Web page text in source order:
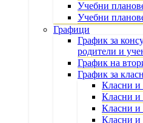
Учебни
Учебни
Графици
График за
родители и
График на
График за
Класни и
Класни и
Класни и
Класни и